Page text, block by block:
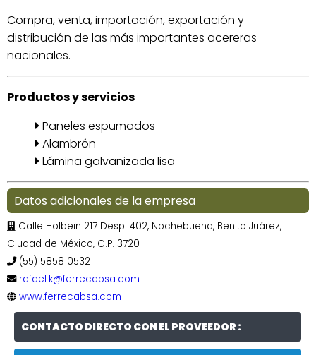
Compra, venta, importación, exportación y
distribución de las más importantes acereras
nacionales.
Productos y servicios
Paneles espumados
Alambrón
Lámina galvanizada lisa
Datos adicionales de la empresa
Calle Holbein 217 Desp. 402, Nochebuena, Benito Juárez,
Ciudad de México, C.P. 3720
(55) 5858 0532
rafael.k@ferrecabsa.com
www.ferrecabsa.com
CONTACTO DIRECTO CON EL PROVEEDOR :